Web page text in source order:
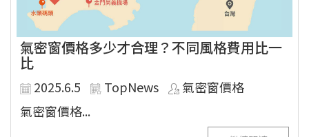
氣密窗價格多少才合理？不同風格費用比一
比
2025.6.5 TopNews
氣密窗價格
氣密窗價格...